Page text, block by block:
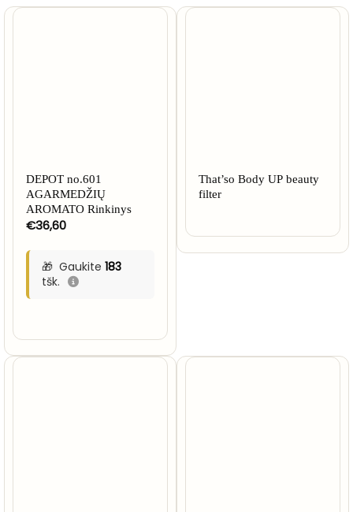
DEPOT no.601
AGARMEDŽIŲ
AROMATO Rinkinys
€36,60
Gaukite 183
tšk.
That’so Body UP beauty
filter